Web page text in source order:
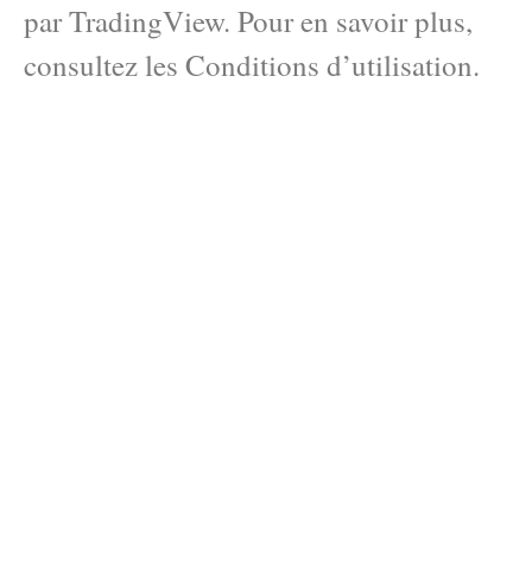
par TradingView. Pour en savoir plus,
consultez les Conditions d’utilisation.